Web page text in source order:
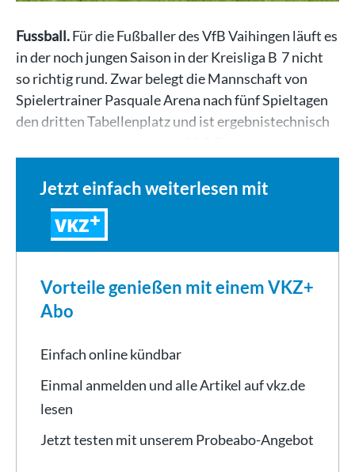
Fussball.Für die Fußballer des VfB Vaihingen läuft es
in der noch jungen Saison in der Kreisliga B 7 nicht
so richtig rund. Zwar belegt die Mannschaft von
Spielertrainer Pasquale Arena nach fünf Spieltagen
den dritten Tabellenplatz und ist ergebnistechnisch
Jetzt einfach weiterlesen mit
VKZ
Vorteile genießen mit einem VKZ+
Abo
Einfach online kündbar
Einmal anmelden und alle Artikel auf vkz.de
lesen
Jetzt testen mit unserem Probeabo-Angebot